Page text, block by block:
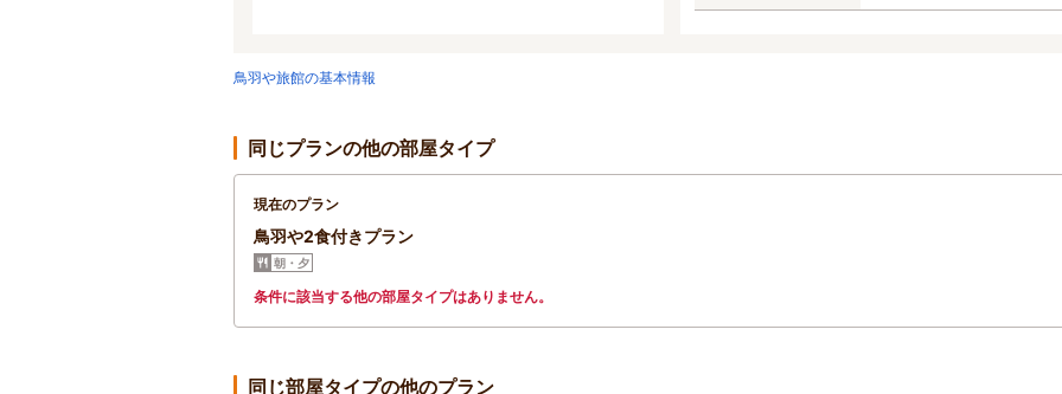
鳥羽や旅館の基本情報
同じプランの他の部屋タイプ
現在のプラン
鳥羽や2食付きプラン
朝・夕
条件に該当する他の部屋タイプはありません。
同じ部屋タイプの他のプラン